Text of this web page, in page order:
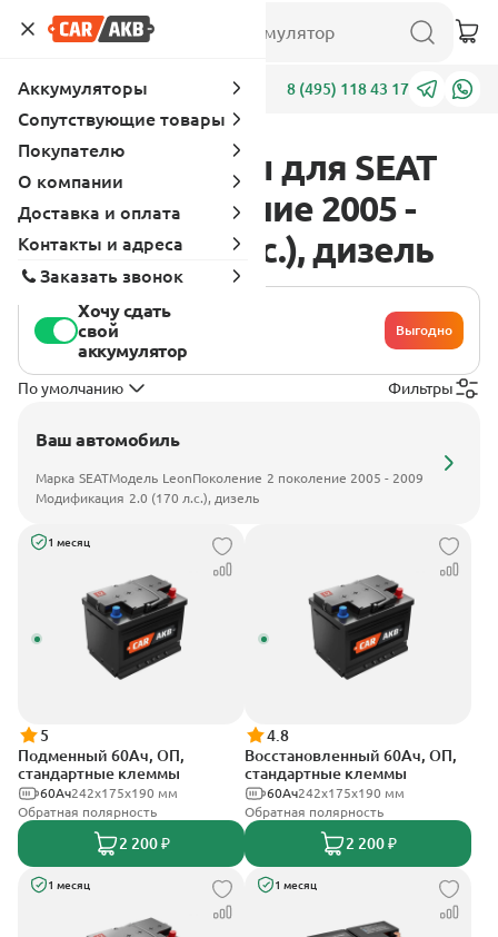
Адреса 8 (495) 118 43 17
Аккумуляторы для SEAT
Leon 2 поколение 2005 -
2009 2.0 (170 л.с.), дизель
Хочу сдать
свой
аккумулятор
Выгодно
По умолчанию Фильтры
Ваш автомобиль
Марка SEATМодель LeonПоколение 2 поколение 2005 - 2009
Модификация 2.0 (170 л.с.), дизель
1 месяц
5
Подменный 60Ач, ОП,
стандартные клеммы
242х175х190 мм
60Ач
Обратная полярность
2 200 ₽
4.8
Восстановленный 60Ач, ОП,
стандартные клеммы
242х175х190 мм
60Ач
Обратная полярность
2 200 ₽
1 месяц 1 месяц
Аккумуляторы
Сопутствующие товары
Покупателю
О компании
Доставка и оплата
Контакты и адреса
Заказать звонок